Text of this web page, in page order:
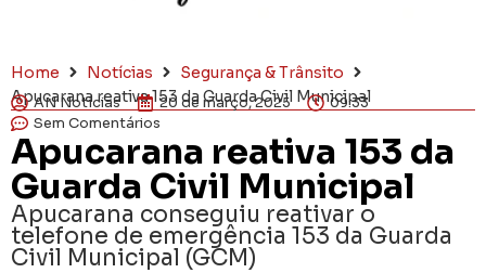
Home Notícias
Segurança & Trânsito
Apucarana reativa 153 da Guarda Civil Municipal
AN Notícias 20 de março, 2025
09:33
Sem Comentários
Apucarana reativa 153 da
Guarda Civil Municipal
Apucarana conseguiu reativar o
telefone de emergência 153 da Guarda
Civil Municipal (GCM)